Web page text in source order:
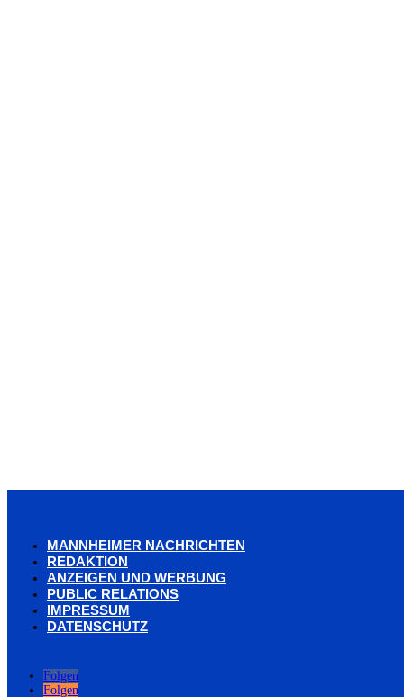
MANNHEIMER NACHRICHTEN
REDAKTION
ANZEIGEN UND WERBUNG
PUBLIC RELATIONS
IMPRESSUM
DATENSCHUTZ
Folgen
Folgen